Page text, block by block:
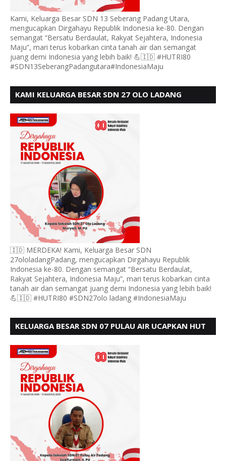
Kami, Keluarga Besar SDN 13 Seberang Padang Utara,
mengucapkan Dirgahayu Republik Indonesia ke-80. Dengan
semangat “Bersatu Berdaulat, Rakyat Sejahtera, Indonesia
Maju”, mari terus kobarkan cinta tanah air dan semangat
juang demi Indonesia yang lebih baik! 💪🇮🇩 #HUTRI80
#SDN13SeberangPadangutara#IndonesiaMaju
KAMI KELUARGA BESAR SDN 27 OLO LADANG
🇮🇩 MERDEKA! Kami, Keluarga Besar SDN
27ololadangPadang, mengucapkan Dirgahayu Republik
Indonesia ke-80. Dengan semangat “Bersatu Berdaulat,
Rakyat Sejahtera, Indonesia Maju”, mari terus kobarkan cinta
tanah air dan semangat juang demi Indonesia yang lebih baik!
💪🇮🇩 #HUTRI80 #SDN27olo ladang #IndonesiaMaju
KELUARGA BESAR SDN 07 PULAU AIR UCAPKAN HUT